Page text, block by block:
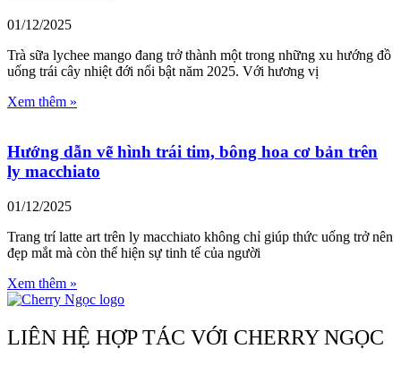
01/12/2025
Trà sữa lychee mango đang trở thành một trong những xu hướng đồ
uống trái cây nhiệt đới nổi bật năm 2025. Với hương vị
Xem thêm »
Hướng dẫn vẽ hình trái tim, bông hoa cơ bản trên
ly macchiato
01/12/2025
Trang trí latte art trên ly macchiato không chỉ giúp thức uống trở nên
đẹp mắt mà còn thể hiện sự tinh tế của người
Xem thêm »
LIÊN HỆ HỢP TÁC VỚI CHERRY NGỌC